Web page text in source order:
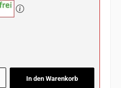
Wert ein oder benutze die Schaltflächen
In den Warenkorb